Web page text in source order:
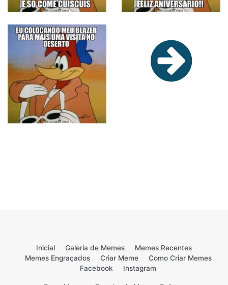
Inicial Galeria de Memes
Memes Recentes
Memes Engraçados
Criar Meme
Como Criar Memes
Facebook
Instagram